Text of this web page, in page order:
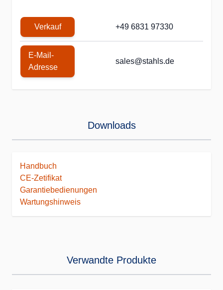
Verkauf +49 6831 97330
E-Mail-
Adresse
sales@stahls.de
Downloads
Handbuch
CE-Zetifikat
Garantiebedienungen
Wartungshinweis
Verwandte Produkte